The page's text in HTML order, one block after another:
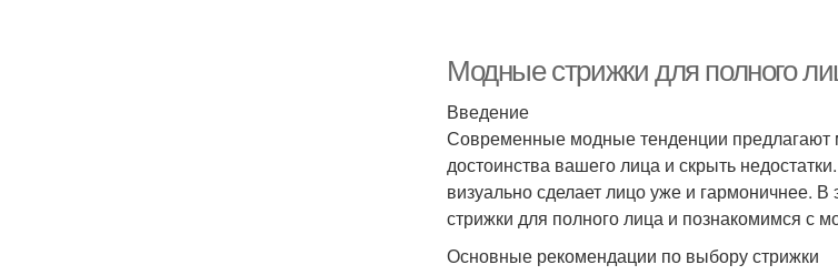
Модные стрижки для полного
Введение
Современные модные тенденции предлагают
достоинства вашего лица и скрыть
визуально сделает лицо уже и гармоничнее.
стрижки для полного лица и познакомимся с
Основные рекомендации по выбору стрижки